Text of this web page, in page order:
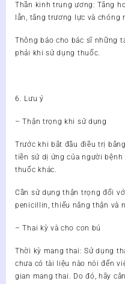
Thần kinh trung ương: Tăng
lẫn, tăng trương lực và chóng
Thông báo cho bác sĩ những
phải khi sử dụng thuốc.
6. Lưu ý
– Thận trọng khi sử dụng
Trước khi bắt đầu điều trị
tiền sử dị ứng của người
thuốc khác.
Cần sử dụng thận trọng đối
penicillin, thiểu năng thận và
– Thai kỳ và cho con bú
Thời kỳ mang thai: Sử dụng
chưa có tài liệu nào nói đến
gian mang thai. Do đó, hãy